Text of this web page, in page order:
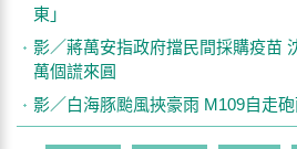
東」
影／蔣萬安指政府擋民間採購疫苗
萬個謊來圓
影／白海豚颱風挾豪雨 M109自走